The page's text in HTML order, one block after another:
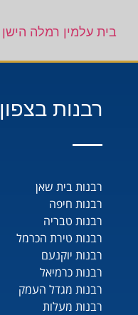
בית עלמין רמלה הישן
רבנות בצפון
רבנות בית שאן
רבנות חיפה
רבנות טבריה
רבנות טירת הכרמל
רבנות יוקנעם
רבנות כרמיאל
רבנות מגדל העמק
רבנות מעלות